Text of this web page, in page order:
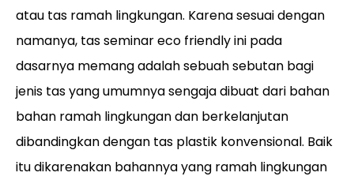
atau tas ramah lingkungan. Karena sesuai dengan
namanya, tas seminar eco friendly ini pada
dasarnya memang adalah sebuah sebutan bagi
jenis tas yang umumnya sengaja dibuat dari bahan
bahan ramah lingkungan dan berkelanjutan
dibandingkan dengan tas plastik konvensional. Baik
itu dikarenakan bahannya yang ramah lingkungan